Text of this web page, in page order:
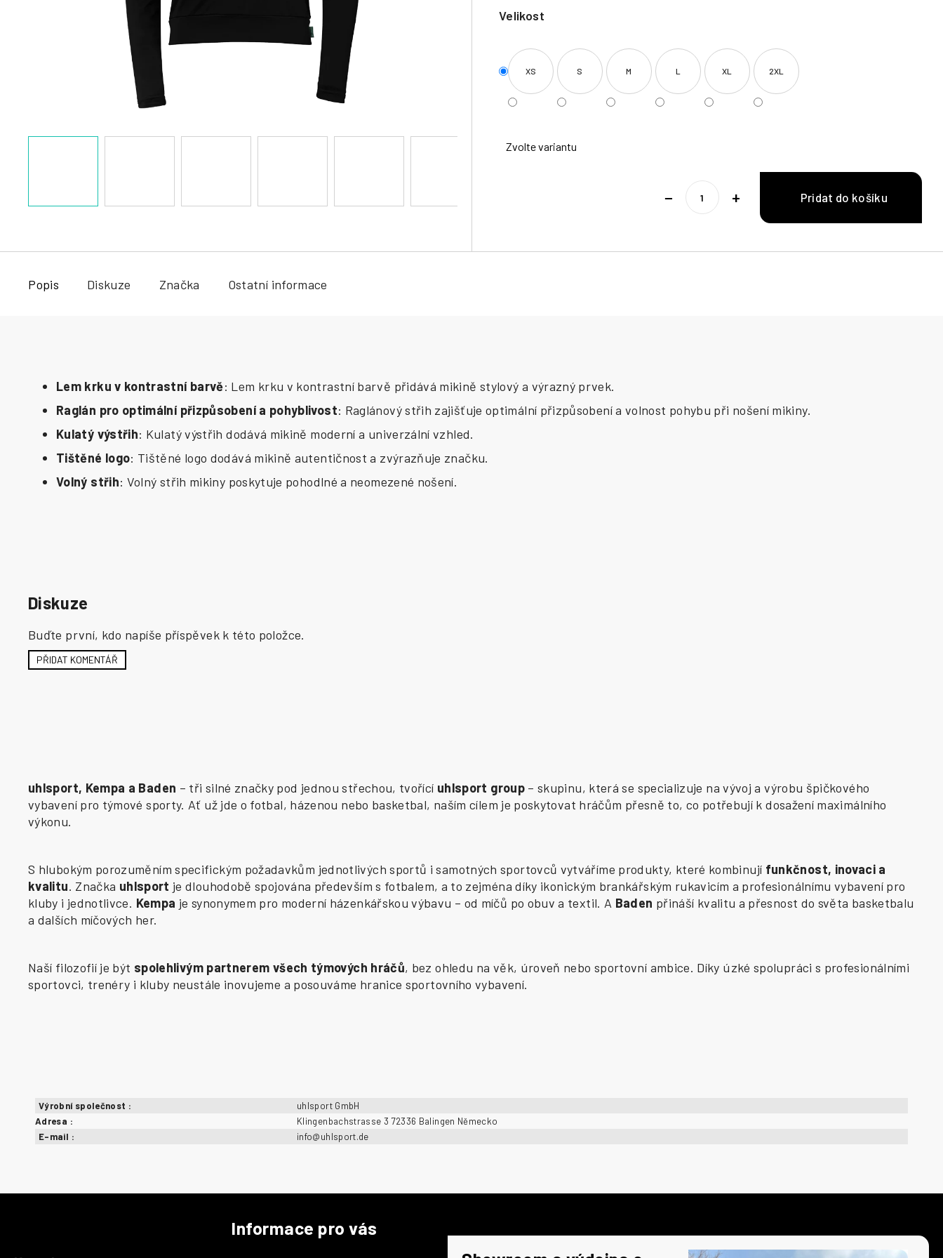
Velikost
XS S M L XL 2XL
Zvolte variantu
+
−
Popis Diskuze Značka Ostatní informace
Lem krku v kontrastní barvě: Lem krku v kontrastní barvě přidává mikině stylový a výrazný prvek.
Raglán pro optimální přizpůsobení a pohyblivost: Raglánový střih zajišťuje optimální přizpůsobení a volnost pohybu při nošení mikiny.
Kulatý výstřih: Kulatý výstřih dodává mikině moderní a univerzální vzhled.
Tištěné logo: Tištěné logo dodává mikině autentičnost a zvýrazňuje značku.
Volný střih: Volný střih mikiny poskytuje pohodlné a neomezené nošení.
Diskuze
Buďte první, kdo napíše příspěvek k této položce.
PŘIDAT KOMENTÁŘ
uhlsport, Kempa a Baden – tři silné značky pod jednou střechou, tvořící uhlsport group– skupinu, která se specializuje na vývoj a výrobu špičkového
vybavení pro týmové sporty. Ať už jde o fotbal, házenou nebo basketbal, naším cílem je poskytovat hráčům přesně to, co potřebují k dosažení maximálního
výkonu.
S hlubokým porozuměním specifickým požadavkům jednotlivých sportů i samotných sportovců vytváříme produkty, které kombinují funkčnost, inovaci a
kvalitu. Značka uhlsport je dlouhodobě spojována především s fotbalem, a to zejména díky ikonickým brankářským rukavicím a profesionálnímu vybavení pro
kluby i jednotlivce. Kempa je synonymem pro moderní házenkářskou výbavu – od míčů po obuv a textil. A Baden přináší kvalitu a přesnost do světa basketbalu
a dalších míčových her.
Naší filozofií je být spolehlivým partnerem všech týmových hráčů, bez ohledu na věk, úroveň nebo sportovní ambice. Díky úzké spolupráci s profesionálními
sportovci, trenéry i kluby neustále inovujeme a posouváme hranice sportovního vybavení.
Výrobní společnost :
uhlsport GmbH
Adresa :
Klingenbachstrasse 3 72336 Balingen Německo
E-mail : info@uhlsport.de
Informace pro vás